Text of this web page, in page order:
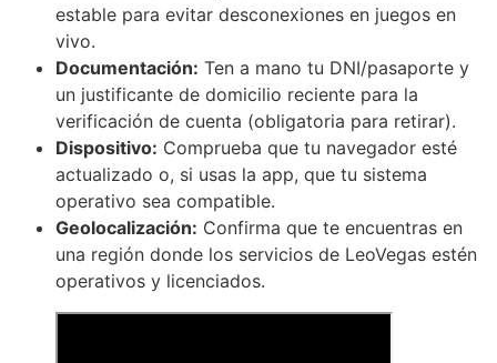
estable para evitar desconexiones en juegos en
vivo.
Documentación: Ten a mano tu DNI/pasaporte y
un justificante de domicilio reciente para la
verificación de cuenta (obligatoria para retirar).
Dispositivo: Comprueba que tu navegador esté
actualizado o, si usas la app, que tu sistema
operativo sea compatible.
Geolocalización: Confirma que te encuentras en
una región donde los servicios de LeoVegas estén
operativos y licenciados.